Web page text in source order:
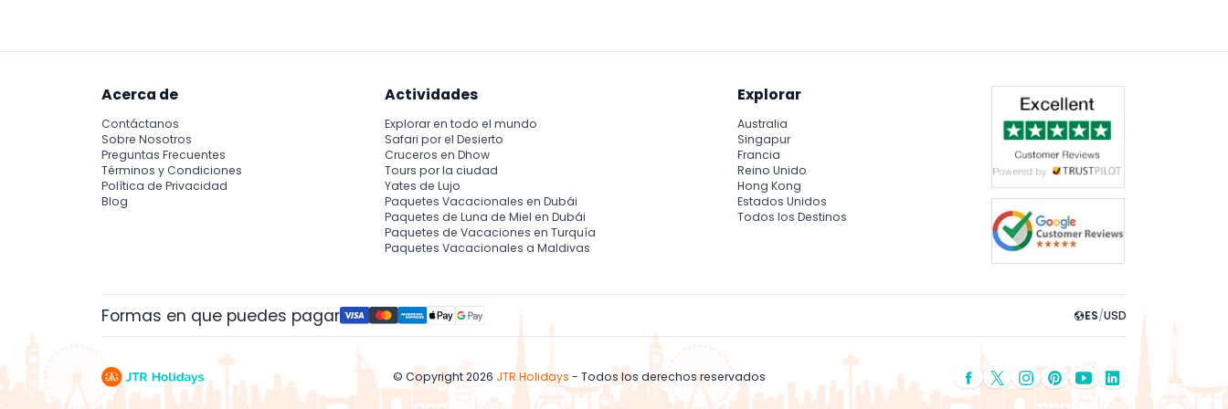
Acerca de
Contáctanos
Sobre Nosotros
Preguntas Frecuentes
Términos y Condiciones
Política de Privacidad
Blog
Actividades
Explorar en todo el mundo
Safari por el Desierto
Cruceros en Dhow
Tours por la ciudad
Yates de Lujo
Paquetes Vacacionales en Dubái
Paquetes de Luna de Miel en Dubái
Paquetes de Vacaciones en Turquía
Paquetes Vacacionales a Maldivas
Explorar
Australia
Singapur
Francia
Reino Unido
Hong Kong
Estados Unidos
Todos los Destinos
Formas en que puedes pagar ES/USD
© Copyright 2026 JTR Holidays - Todos los derechos reservados